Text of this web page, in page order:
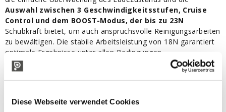
Diese Webseite verwendet Cookies
Auswahl zwischen 3 Geschwindigkeitsstufen, Cruise
Control und dem BOOST-Modus, der bis zu 23N
Schubkraft bietet, um auch anspruchsvolle Reinigungsarbeiten
zu bewältigen. Die stabile Arbeitsleistung von 18N garantiert
optimale Ergebnisse unter allen Bedingungen.
Dank des leisen Betriebs und seines geringen Gewichts ist der
den internen Akkus ULiB 200E und 400E sowie mit den